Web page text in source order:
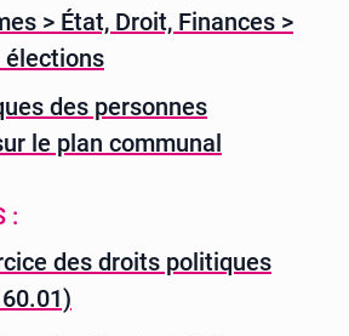
> État, Droit, Finances >
des personnes
le plan communal
:
des droits politiques